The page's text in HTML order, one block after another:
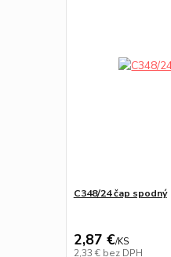
C348/24 čap spodný
2,87 €/KS
2,33 € bez DPH